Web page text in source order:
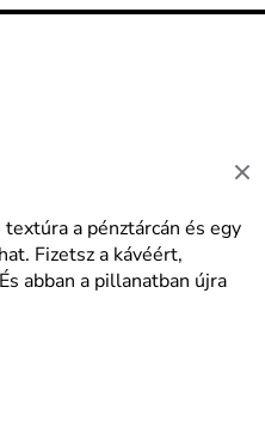
a pénztárcán és egy
Fizetsz a kávéért,
abban a pillanatban újra